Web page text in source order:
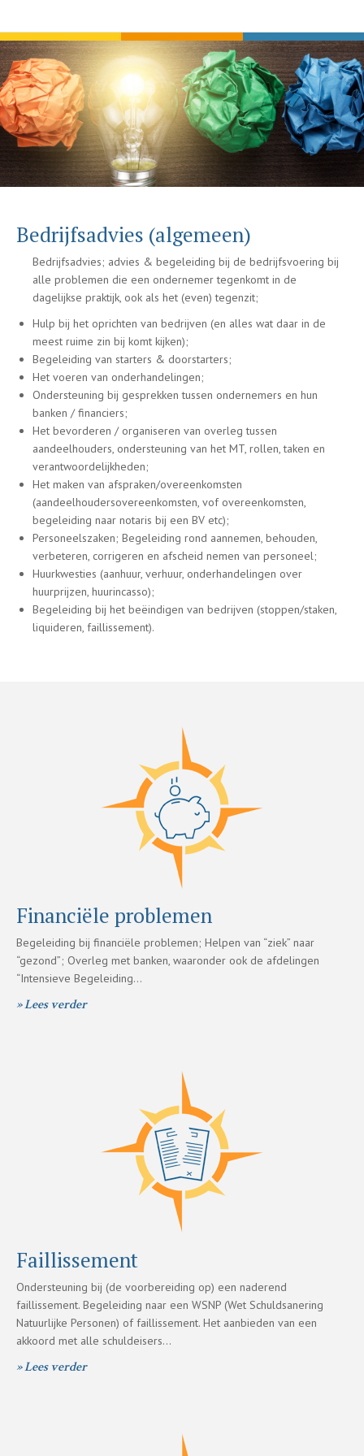
Bedrijfsadvies (algemeen)
Bedrijfsadvies; advies & begeleiding bij de bedrijfsvoering bij
alle problemen die een ondernemer tegenkomt in de
dagelijkse praktijk, ook als het (even) tegenzit;
Hulp bij het oprichten van bedrijven (en alles wat daar in de
meest ruime zin bij komt kijken);
Begeleiding van starters & doorstarters;
Het voeren van onderhandelingen;
Ondersteuning bij gesprekken tussen ondernemers en hun
banken / financiers;
Het bevorderen / organiseren van overleg tussen
aandeelhouders, ondersteuning van het MT, rollen, taken en
verantwoordelijkheden;
Het maken van afspraken/overeenkomsten
(aandeelhoudersovereenkomsten, vof overeenkomsten,
begeleiding naar notaris bij een BV etc);
Personeelszaken; Begeleiding rond aannemen, behouden,
verbeteren, corrigeren en afscheid nemen van personeel;
Huurkwesties (aanhuur, verhuur, onderhandelingen over
huurprijzen, huurincasso);
Begeleiding bij het beëindigen van bedrijven (stoppen/staken,
liquideren, faillissement).
Financiële problemen
Begeleiding bij financiële problemen; Helpen van “ziek” naar
“gezond”; Overleg met banken, waaronder ook de afdelingen
“Intensieve Begeleiding…
» Lees verder
Faillissement
Ondersteuning bij (de voorbereiding op) een naderend
faillissement. Begeleiding naar een WSNP (Wet Schuldsanering
Natuurlijke Personen) of faillissement. Het aanbieden van een
akkoord met alle schuldeisers…
» Lees verder